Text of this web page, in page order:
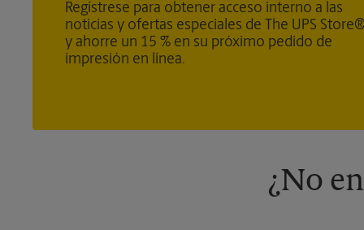
Regístrese para obtener acceso interno a las
noticias y ofertas especiales de The UPS
y ahorre un 15 % en su próximo pedido de
impresión en línea.
¿No